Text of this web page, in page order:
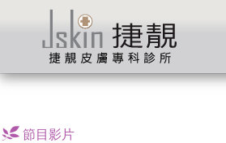
節目影片